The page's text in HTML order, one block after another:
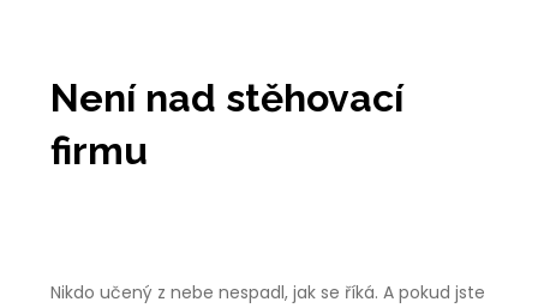
Není nad stěhovací
firmu
Nikdo učený z nebe nespadl, jak se říká. A pokud jste